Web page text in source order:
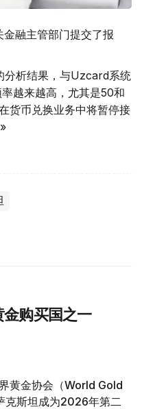
融主管部门提交了报
分析结果，与Uzcard系统
越来越高，尤其是50和
货币兑换业务中将暂停接
购买国之一
黄金协会（World Gold
克斯坦成为2026年第二